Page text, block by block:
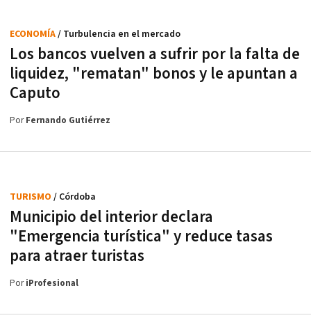
Los bancos vuelven a sufrir por la falta de
liquidez, "rematan" bonos y le apuntan a
Caputo
ECONOMÍA/ Turbulencia en el mercado
PorFernando Gutiérrez
Municipio del interior declara
"Emergencia turística" y reduce tasas
para atraer turistas
TURISMO / Córdoba
PoriProfesional